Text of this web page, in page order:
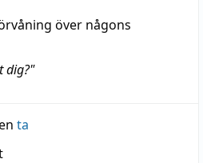
över någons
dig?"
ta